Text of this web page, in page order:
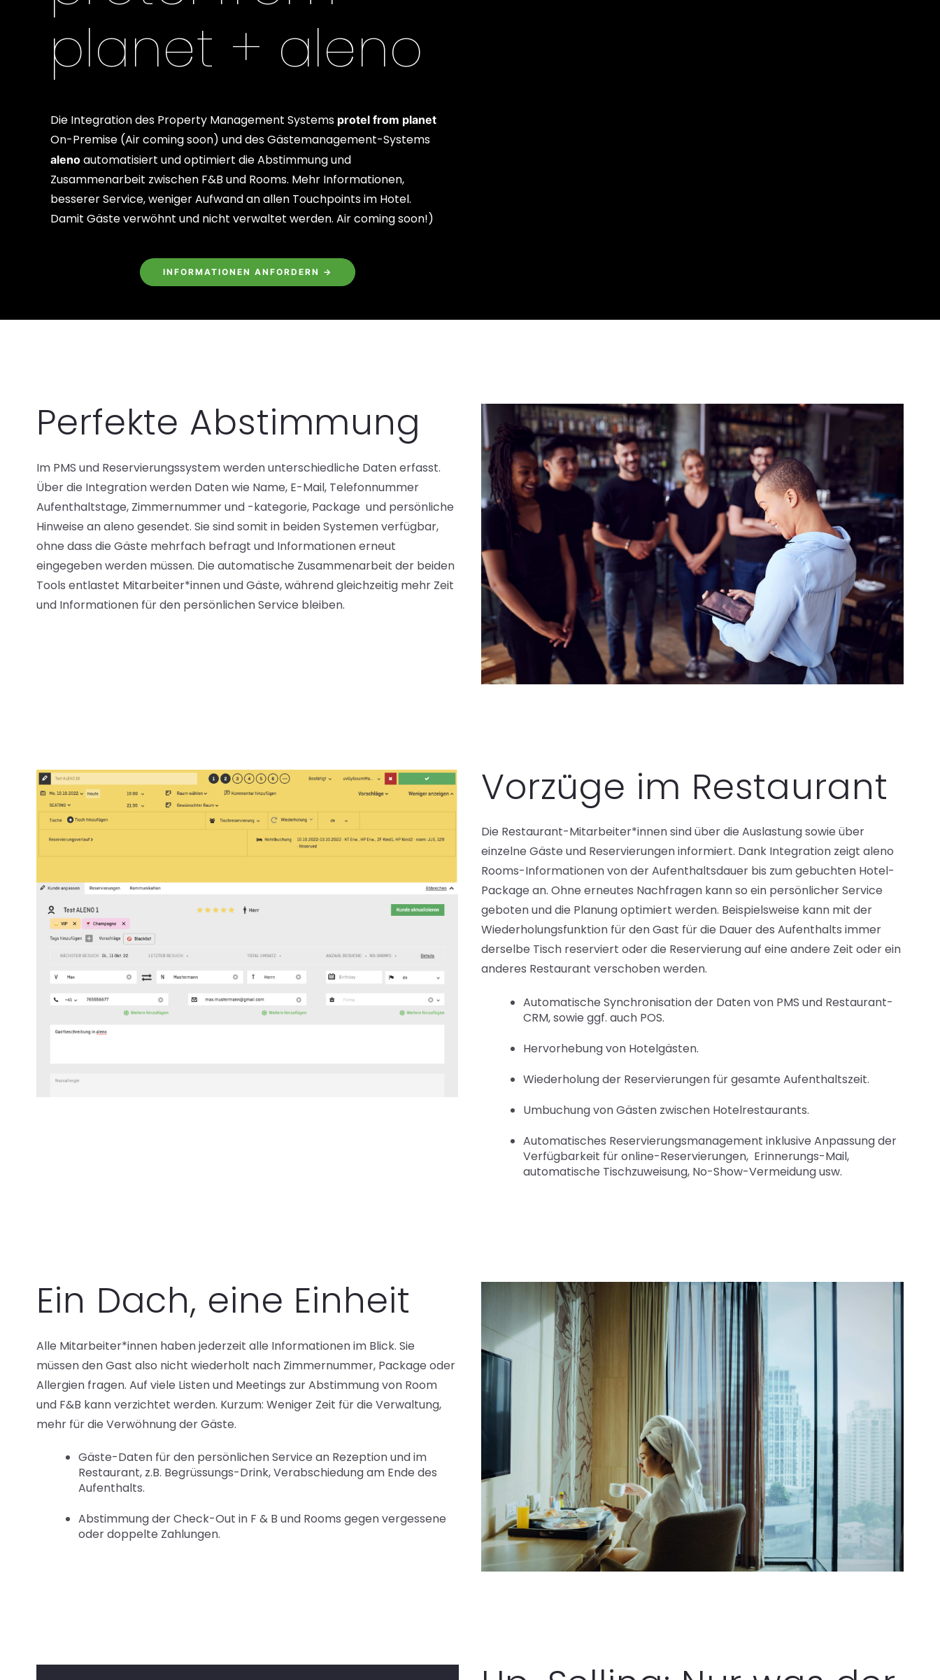
planet + aleno
Die Integration des Property Management Systems protel from planet
On-Premise (Air coming soon) und des Gästemanagement-Systems
alenoautomatisiert und optimiert die Abstimmung und
Zusammenarbeit zwischen F&B und Rooms. Mehr Informationen,
besserer Service, weniger Aufwand an allen Touchpoints im Hotel.
Damit Gäste verwöhnt und nicht verwaltet werden. Air coming soon!)
INFORMATIONEN ANFORDERN →
Perfekte Abstimmung
Im PMS und Reservierungssystem werden unterschiedliche Daten erfasst.
Über die Integration werden Daten wie Name, E-Mail, Telefonnummer
Aufenthaltstage, Zimmernummer und -kategorie, Package und persönliche
Hinweise an aleno gesendet. Sie sind somit in beiden Systemen verfügbar,
ohne dass die Gäste mehrfach befragt und Informationen erneut
eingegeben werden müssen. Die automatische Zusammenarbeit der beiden
Tools entlastet Mitarbeiter*innen und Gäste, während gleichzeitig mehr Zeit
und Informationen für den persönlichen Service bleiben.
Vorzüge im Restaurant
Die Restaurant-Mitarbeiter*innen sind über die Auslastung sowie über
einzelne Gäste und Reservierungen informiert. Dank Integration zeigt aleno
Rooms-Informationen von der Aufenthaltsdauer bis zum gebuchten Hotel-
Package an. Ohne erneutes Nachfragen kann so ein persönlicher Service
geboten und die Planung optimiert werden. Beispielsweise kann mit der
Wiederholungsfunktion für den Gast für die Dauer des Aufenthalts immer
derselbe Tisch reserviert oder die Reservierung auf eine andere Zeit oder ein
anderes Restaurant verschoben werden.
Automatische Synchronisation der Daten von PMS und Restaurant-
CRM, sowie ggf. auch POS.
Hervorhebung von Hotelgästen.
Wiederholung der Reservierungen für gesamte Aufenthaltszeit.
Umbuchung von Gästen zwischen Hotelrestaurants.
Automatisches Reservierungsmanagement inklusive Anpassung der
Verfügbarkeit für online-Reservierungen, Erinnerungs-Mail,
automatische Tischzuweisung, No-Show-Vermeidung usw.
Ein Dach, eine Einheit
Alle Mitarbeiter*innen haben jederzeit alle Informationen im Blick. Sie
müssen den Gast also nicht wiederholt nach Zimmernummer, Package oder
Allergien fragen. Auf viele Listen und Meetings zur Abstimmung von Room
und F&B kann verzichtet werden. Kurzum: Weniger Zeit für die Verwaltung,
mehr für die Verwöhnung der Gäste.
Gäste-Daten für den persönlichen Service an Rezeption und im
Restaurant, z.B. Begrüssungs-Drink, Verabschiedung am Ende des
Aufenthalts.
Abstimmung der Check-Out in F & B und Rooms gegen vergessene
oder doppelte Zahlungen.